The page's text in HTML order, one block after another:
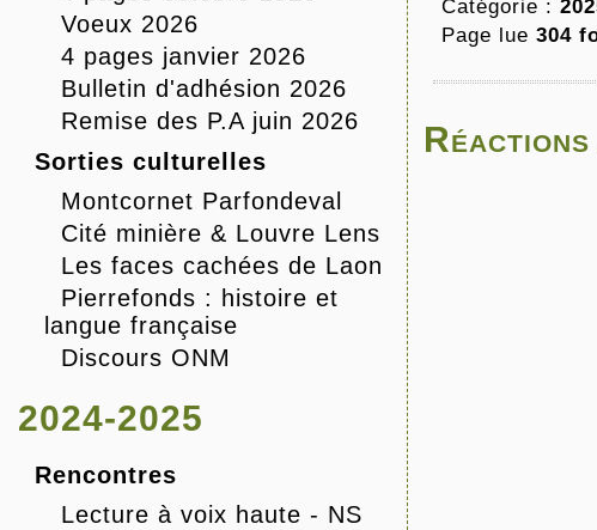
Voeux 2026
4 pages janvier 2026
Bulletin d'adhésion 2026
Remise des P.A juin 2026
Sorties culturelles
Montcornet Parfondeval
Cité minière & Louvre Lens
Les faces cachées de Laon
Pierrefonds : histoire et
langue française
Discours ONM
2024-2025
Rencontres
Lecture à voix haute - NS
Catégorie :
Page lue 304